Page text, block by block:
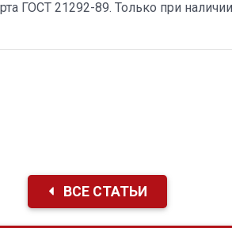
ГОСТ 21292-89. Только при
ВСЕ СТАТЬИ